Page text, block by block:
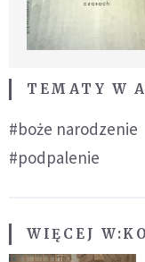
TEMATY W
#boże narodzenie
#podpalenie
WIĘCEJ W: